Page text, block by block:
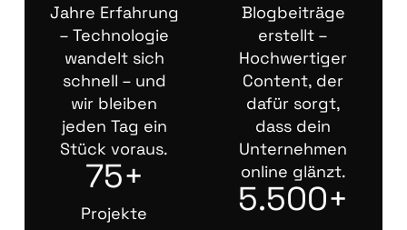
Jahre Erfahrung
– Technologie
wandelt sich
schnell – und
wir bleiben
jeden Tag ein
Stück voraus.
75+
Projekte
Blogbeiträge
erstellt –
Hochwertiger
Content, der
dafür sorgt,
dass dein
Unternehmen
online glänzt.
5.500+